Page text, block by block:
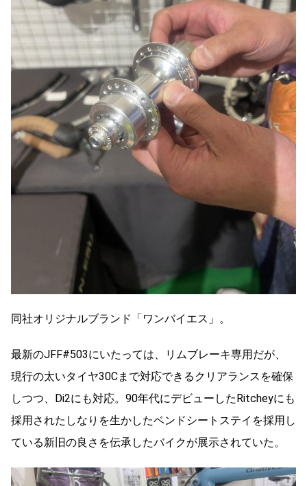
同社オリジナルブランド「ワンバイエス」。
最新のJFF#503にいたっては、リムブレーキ専用だが、
現行の太いタイヤ30Cまで対応できるクリアランスを確保
しつつ、Di2にも対応。90年代にデビューしたRitcheyにも
採用されたしなりを生かしたベンドシートステイを採用し
ている新旧の良さを伝承したバイクが展示されていた。